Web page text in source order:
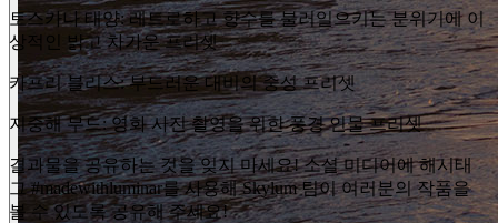
토스카나 태양: 레트로하고 향수를 불러일으키는 분위기에 이
상적인 밝고 차가운 프리셋
카프리 블리스: 부드러운 대비의 중성 프리셋
지중해 무드: 영화 사진 촬영을 위한 풍경 인물 프리셋
결과물을 공유하는 것을 잊지 마세요! 소셜 미디어에 해시태
그 #madewithluminar를 사용해 Skylum 팀이 여러분의 작품을
볼 수 있도록 공유해 주세요!